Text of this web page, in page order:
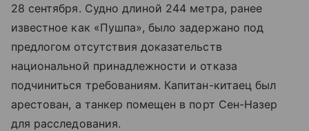
28 сентября. Судно длиной 244 метра, ранее
известное как «Пушпа», было задержано под
предлогом отсутствия доказательств
национальной принадлежности и отказа
подчиниться требованиям. Капитан-китаец был
арестован, а танкер помещен в порт Сен-Назер
для расследования.